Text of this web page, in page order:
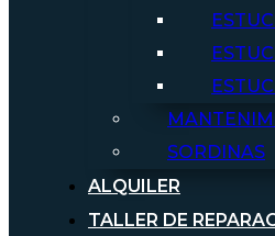
SORDINAS
ALQUILER
TALLER DE